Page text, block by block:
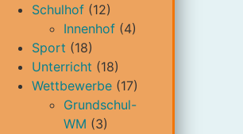
Schulhof(12)
Innenhof(4)
Sport (18)
Unterricht (18)
Wettbewerbe(17)
Grundschul-
WM (3)